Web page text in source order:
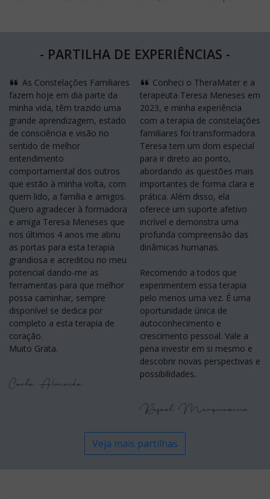
- PARTILHA DE EXPERIÊNCIAS -
As Constelações Familiares
fazem hoje em dia parte da
minha vida, têm trazido uma
grande aprendizagem, estado
de consciência e visão no
sentido de melhor
entendimento
comportamental dos outros
que estão à minha volta, com
quem lido, a família e amigos.
Quero agradecer à formadora
e amiga Teresa Meneses que
nos últimos 4 anos me abriu
as portas para esta terapia
grandiosa e acreditou no meu
potencial dando-me as
ferramentas para que melhor
possa caminhar, sempre
disponível se dedica por
completo a esta terapia de
coração.
Muito Grata.
Carla Almeida
Conheci o TheraMater e a
terapeuta Teresa Meneses em
2023, e minha experiência
com a terapia de constelações
familiares foi transformadora.
Teresa tem um dom especial
para ir direto ao ponto,
abordando as questões mais
importantes de forma clara e
prática. Além disso, ela
oferece um suporte afetivo
incrível e demonstra uma
profunda compreensão das
dinâmicas humanas.
Recomendo a todos que
experimentem essa terapia
pelo menos uma vez. É uma
oportunidade única de
autoconhecimento e
crescimento pessoal. Vale a
pena investir em si mesmo e
descobrir novas perspectivas e
possibilidades.
Rafael Marquezine
Veja mais partilhas